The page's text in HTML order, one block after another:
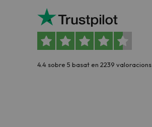
4.4 sobre 5 basat en 2239 valoracions